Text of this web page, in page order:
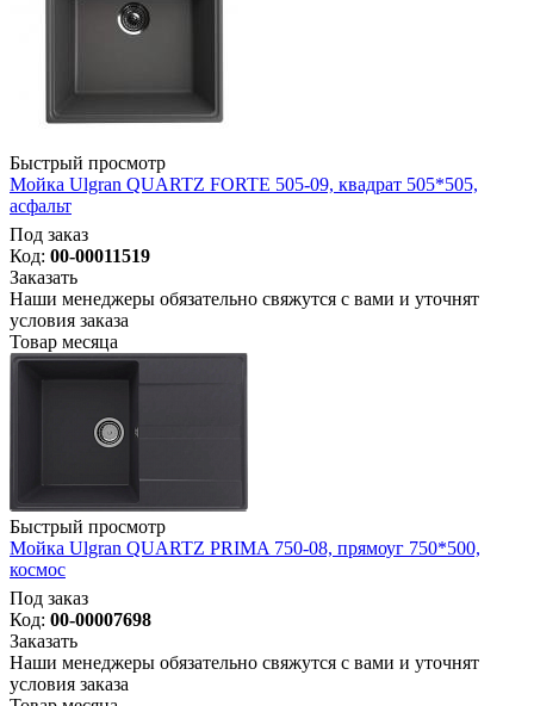
Быстрый просмотр
Мойка Ulgran QUARTZ FORTE 505-09, квадрат 505*505,
асфальт
Под заказ
Код: 00-00011519
Заказать
Наши менеджеры обязательно свяжутся с вами и уточнят
условия заказа
Товар месяца
Быстрый просмотр
Мойка Ulgran QUARTZ PRIMA 750-08, прямоуг 750*500,
космос
Под заказ
Код: 00-00007698
Заказать
Наши менеджеры обязательно свяжутся с вами и уточнят
условия заказа